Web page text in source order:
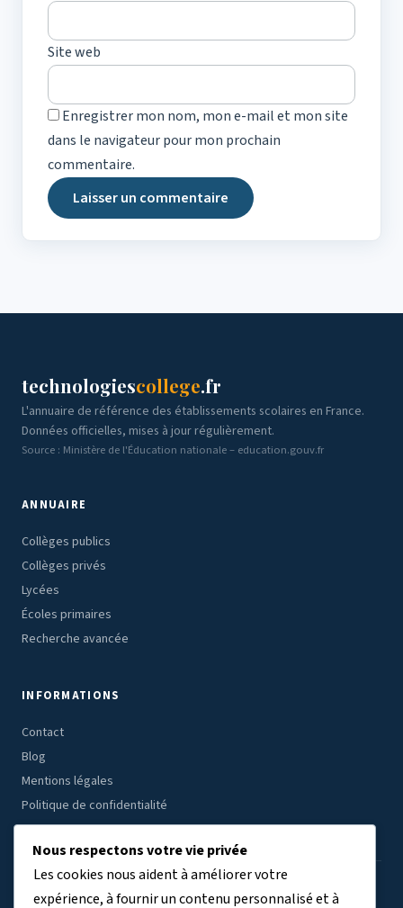
Site web
Enregistrer mon nom, mon e-mail et mon site
dans le navigateur pour mon prochain
commentaire.
technologiescollege.fr
L'annuaire de référence des établissements scolaires en France.
Données officielles, mises à jour régulièrement.
Source : Ministère de l'Éducation nationale – education.gouv.fr
ANNUAIRE
Collèges publics
Collèges privés
Lycées
Écoles primaires
Recherche avancée
INFORMATIONS
Contact
Blog
Mentions légales
Politique de confidentialité
ÉTABLISSEMENTS PAR RÉGION
Nous respectons votre vie privée
Les cookies nous aident à améliorer votre
expérience, à fournir un contenu personnalisé et à